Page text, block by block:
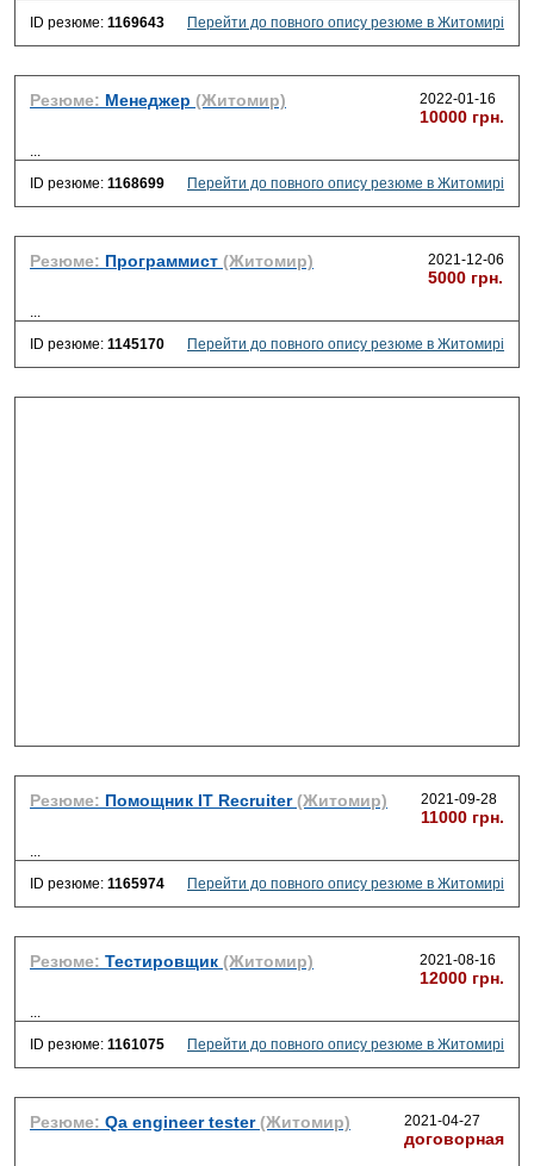
ID резюме: 1169643 Перейти до повного опису резюме в Житомирі
Резюме: Менеджер (Житомир) 2022-01-16
10000 грн.
...
ID резюме: 1168699 Перейти до повного опису резюме в Житомирі
Резюме: Программист (Житомир) 2021-12-06
5000 грн.
...
ID резюме: 1145170 Перейти до повного опису резюме в Житомирі
Резюме: Помощник IT Recruiter (Житомир) 2021-09-28
11000 грн.
...
ID резюме: 1165974 Перейти до повного опису резюме в Житомирі
Резюме: Тестировщик (Житомир) 2021-08-16
12000 грн.
...
ID резюме: 1161075 Перейти до повного опису резюме в Житомирі
Резюме: Qa engineer tester (Житомир) 2021-04-27
договорная